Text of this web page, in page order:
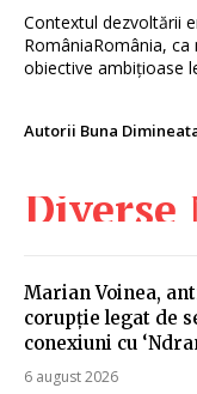
Contextul dezvoltării
RomâniaRomânia,
obiective ambițioase
Autorii Buna
Marian Voinea,
corupție legat de
conexiuni cu
6 august 2026